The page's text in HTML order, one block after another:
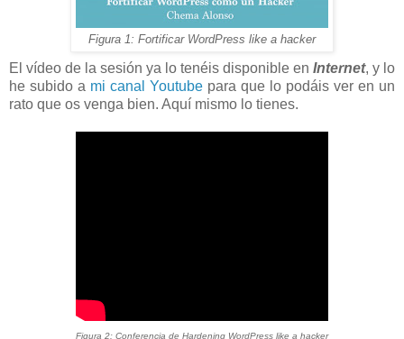
Figura 1: Fortificar WordPress like a hacker
El vídeo de la sesión ya lo tenéis disponible en Internet, y lo
he subido a mi canal Youtube para que lo podáis ver en un
rato que os venga bien. Aquí mismo lo tienes.
Figura 2: Conferencia de Hardening WordPress like a hacker